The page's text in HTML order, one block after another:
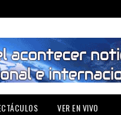
VER EN VIVO